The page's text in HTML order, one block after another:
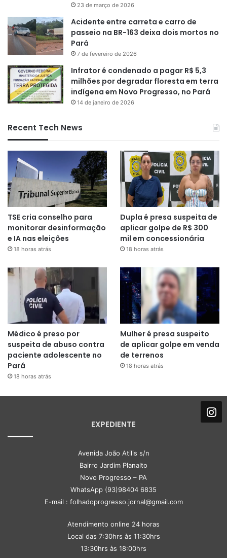
23 de março de 2026
Acidente entre carreta e carro de
passeio na BR-163 deixa dois mortos no
Pará
7 de fevereiro de 2026
Infrator é condenado a pagar R$ 5,3
milhões por degradar floresta em terra
indígena em Novo Progresso, no Pará
14 de janeiro de 2026
Recent Tech News
TSE cria conselho para
monitorar desinformação
e IA nas eleições
18 horas atrás
Dupla é presa suspeita de
aplicar golpe de R$ 300
mil em concessionária
18 horas atrás
Médico é preso por
suspeita de abuso contra
paciente adolescente no
Pará
18 horas atrás
Mulher é presa suspeito
de aplicar golpe em venda
de terrenos
18 horas atrás
EXPEDIENTE
Avenida João Atilis s/n
Bairro Jardim Planalto
Novo Progresso – PA
WhatsApp (93)98404 6835
E-mail : folhadoprogresso.jornal@gmail.com
Atendimento online 24 horas
Local das 7:30hrs às 11:30hrs
13:30hrs às 18:00hrs